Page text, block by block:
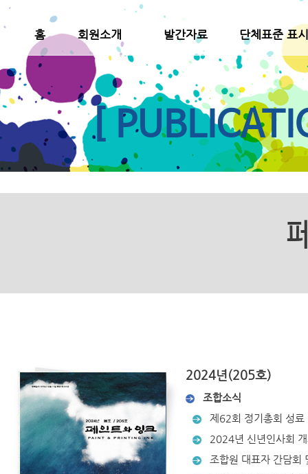
홈 회원소개 발간자료 단체표준 표
[
2024년(205호)
조합소식
제62회 정기총회 성료
2024년 신년인사회
조합원 대표자 간담회